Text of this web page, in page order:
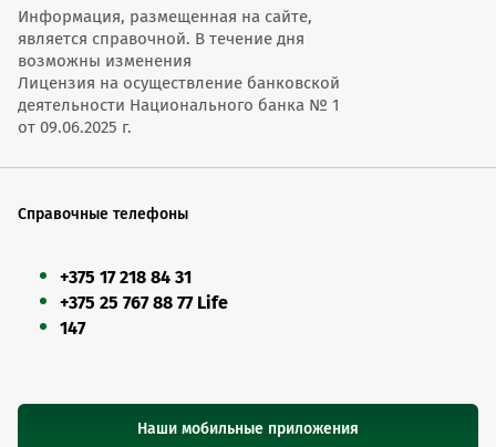
Информация, размещенная на сайте,
является справочной. В течение дня
возможны изменения
Лицензия на осуществление банковской
деятельности Национального банка № 1
от 09.06.2025 г.
Справочные телефоны
+375 17 218 84 31
+375 25 767 88 77 Life
147
Наши мобильные приложения